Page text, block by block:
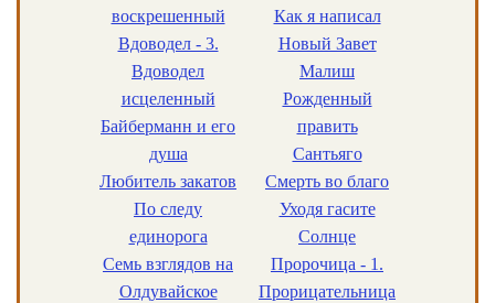
воскрешенный
Вдоводел - 3.
Вдоводел
исцеленный
Байберманн и его
душа
Любитель закатов
По следу
единорога
Семь взглядов на
Олдувайское
Как я написал
Новый Завет
Малиш
Рожденный
править
Сантьяго
Смерть во благо
Уходя гасите
Солнце
Пророчица - 1.
Прорицательница